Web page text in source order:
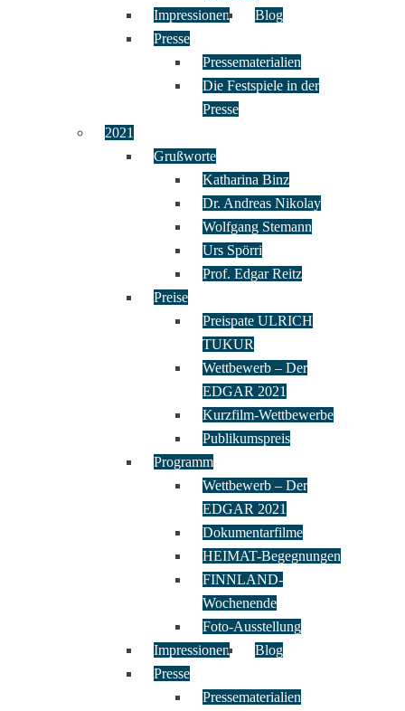
Impressionen
Blog
Presse
Pressematerialien
Die Festspiele in der
Presse
2021
Grußworte
Katharina Binz
Dr. Andreas Nikolay
Wolfgang Stemann
Urs Spörri
Prof. Edgar Reitz
Preise
Preispate ULRICH
TUKUR
Wettbewerb – Der
EDGAR 2021
Kurzfilm-Wettbewerbe
Publikumspreis
Programm
Wettbewerb – Der
EDGAR 2021
Dokumentarfilme
HEIMAT-Begegnungen
FINNLAND-
Wochenende
Foto-Ausstellung
Impressionen
Blog
Presse
Pressematerialien